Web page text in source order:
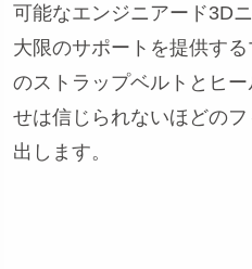
可能なエンジニアード3D
大限のサポートを提供す
のストラップベルトとヒ
せは信じられないほどの
出します。